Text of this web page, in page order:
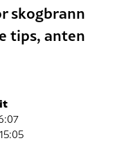
skogbrann
tips, anten